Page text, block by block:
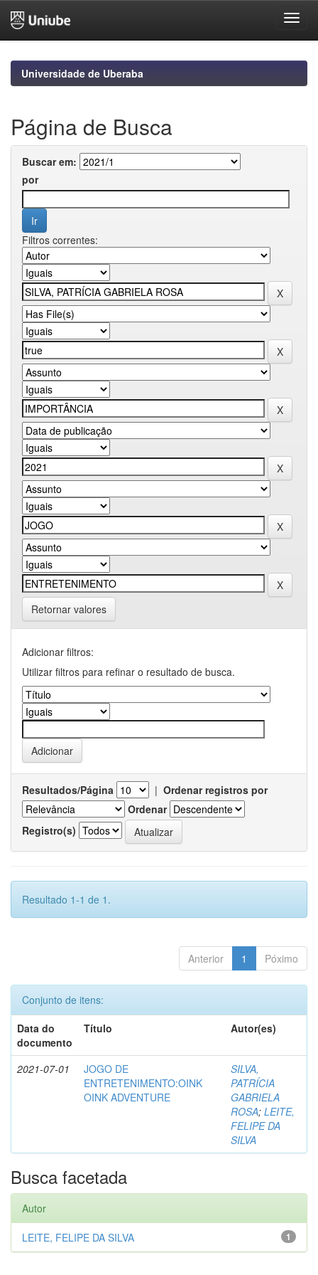
navigationUniversidade de Uberaba
Página de Busca
Buscar em:
por
Filtros correntes:
Retornar valores
Adicionar filtros:
Utilizar filtros para refinar o resultado de busca.
Resultados/Página | Ordenar registros por
Ordenar
Registro(s)
Resultado 1-1 de 1.
Anterior 1 Póximo
Conjunto de itens:
Data do
documento
Título Autor(es)
2021-07-01
JOGO DE
ENTRETENIMENTO:OINK
OINK ADVENTURE
SILVA,
PATRÍCIA
GABRIELA
ROSA; LEITE,
FELIPE DA
SILVA
Busca facetada
Autor
1
LEITE, FELIPE DA SILVA